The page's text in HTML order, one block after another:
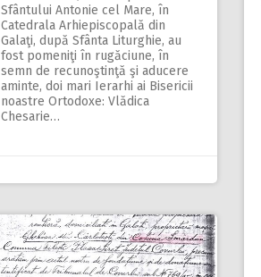
Sfântului Antonie cel Mare, în
Catedrala Arhiepiscopală din
Galaţi, după Sfânta Liturghie, au
fost pomeniţi în rugăciune, în
semn de recunoştinţă şi aducere
aminte, doi mari Ierarhi ai Bisericii
noastre Ortodoxe: Vlădica
Chesarie…